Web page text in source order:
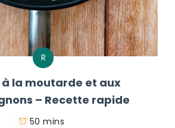
R
à la moutarde et aux
– Recette rapide
50 mins